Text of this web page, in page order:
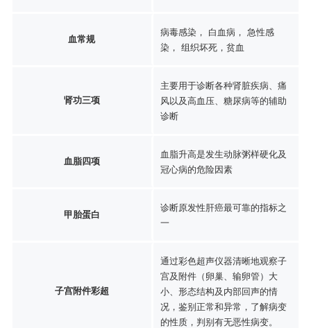
血常规
病毒感染， 白血病， 急性感
染， 组织坏死，贫血
肾功三项
主要用于诊断各种肾脏疾病、痛
风以及高血压、糖尿病等的辅助
诊断
血脂四项
血脂升高是发生动脉粥样硬化及
冠心病的危险因素
甲胎蛋白
诊断原发性肝癌最可靠的指标之
一
子宫附件彩超
通过彩色超声仪器清晰地观察子
宫及附件（卵巢、输卵管）大
小、形态结构及内部回声的情
况，鉴别正常和异常，了解病变
的性质，判别有无恶性病变。